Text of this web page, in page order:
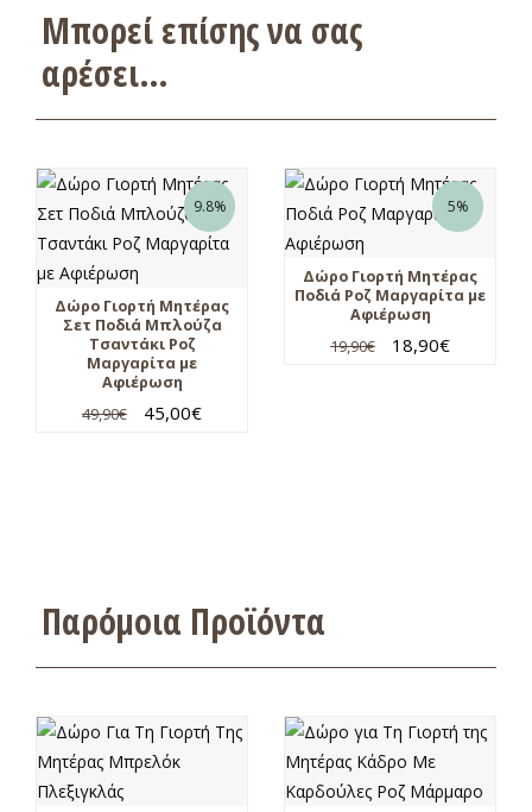
Μπορεί επίσης να σας
αρέσει…
9.8%
Δώρο Γιορτή Μητέρας
Σετ Ποδιά Μπλούζα
Τσαντάκι Ροζ
Μαργαρίτα με
Αφιέρωση
49,90€ 45,00€
5%
Δώρο Γιορτή Μητέρας
Ποδιά Ροζ Μαργαρίτα με
Αφιέρωση
19,90€ 18,90€
Παρόμοια Προϊόντα